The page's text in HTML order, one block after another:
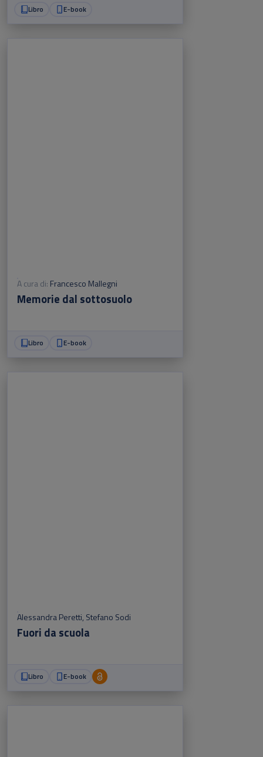
Libro E-book
A cura di: Francesco Mallegni
Memorie dal sottosuolo
Libro E-book
Alessandra Peretti, Stefano Sodi
Fuori da scuola
Libro E-book